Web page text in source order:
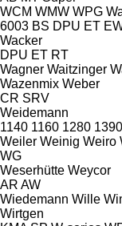
WCM WMW WPG
6003 BS DPU ET
Wacker
DPU ET RT
Wagner Waitzinger
Wazenmix Weber
CR SRV
Weidemann
1140 1160 1280 1390
Weiler Weinig Weiro
WG
Weserhütte Weycor
AR AW
Wiedemann Wille
Wirtgen